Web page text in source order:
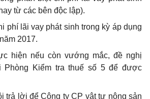
từ các bên độc lập).
phí lãi vay phát sinh trong kỳ áp dụng
2017.
hiện nếu còn vướng mắc, đề nghị
Kiểm tra thuế số 5 để được
trả lời để Công ty CP vật tư nông sản